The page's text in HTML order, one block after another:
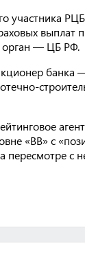
участника
орган — ЦБ РФ.
«BB» с
пересмотре